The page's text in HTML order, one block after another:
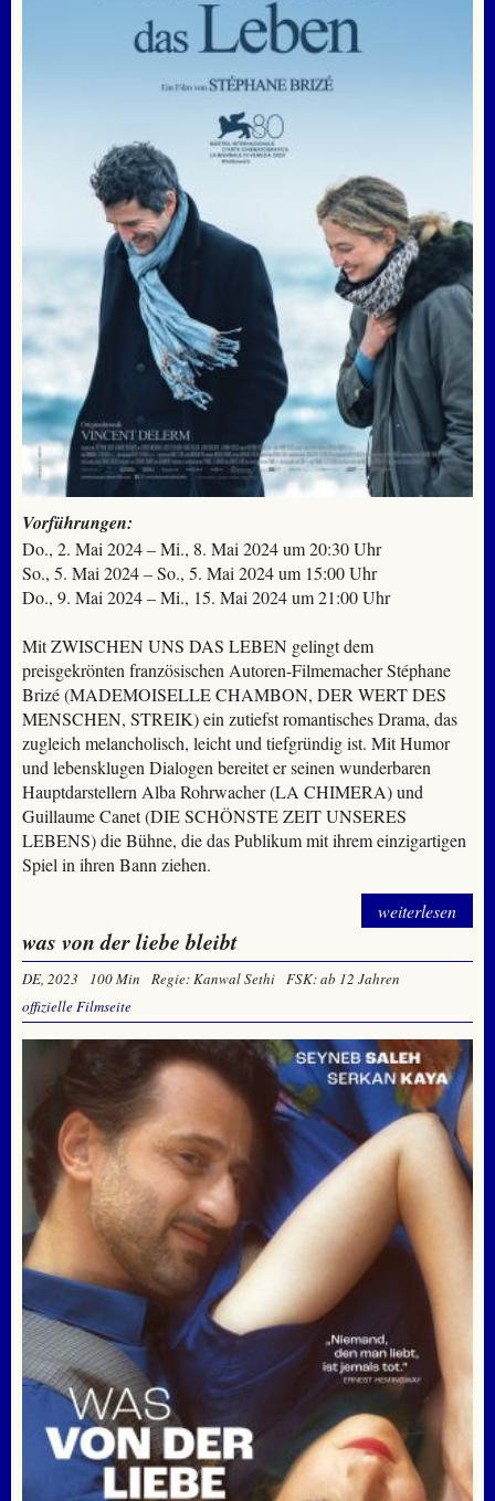
Vorführungen:
Do., 2. Mai 2024 – Mi., 8. Mai 2024 um 20:30 Uhr
So., 5. Mai 2024 – So., 5. Mai 2024 um 15:00 Uhr
Do., 9. Mai 2024 – Mi., 15. Mai 2024 um 21:00 Uhr
Mit ZWISCHEN UNS DAS LEBEN gelingt dem
preisgekrönten französischen Autoren-Filmemacher Stéphane
Brizé (MADEMOISELLE CHAMBON, DER WERT DES
MENSCHEN, STREIK) ein zutiefst romantisches Drama, das
zugleich melancholisch, leicht und tiefgründig ist. Mit Humor
und lebensklugen Dialogen bereitet er seinen wunderbaren
Hauptdarstellern Alba Rohrwacher (LA CHIMERA) und
Guillaume Canet (DIE SCHÖNSTE ZEIT UNSERES
LEBENS) die Bühne, die das Publikum mit ihrem einzigartigen
Spiel in ihren Bann ziehen.
weiterlesen
was von der liebe bleibt
DE, 2023 100 Min Regie: Kanwal Sethi FSK: ab 12 Jahren
offizielle Filmseite